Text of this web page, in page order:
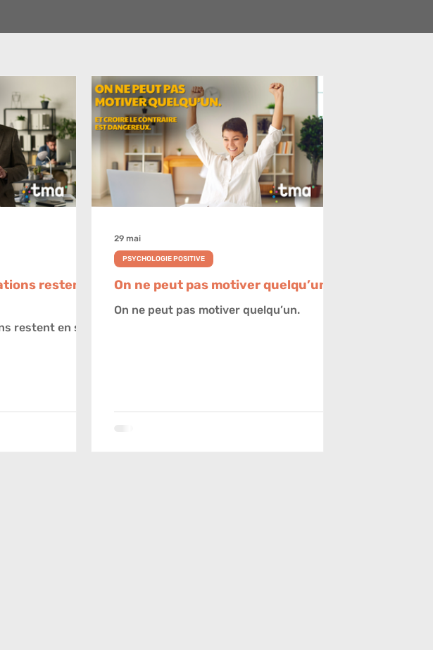
restent
restent en silos
On ne peut pas motiver quelqu’un.
On ne peut pas motiver quelqu’un.
PSYCHOLOGIE POSITIVE
29 mai